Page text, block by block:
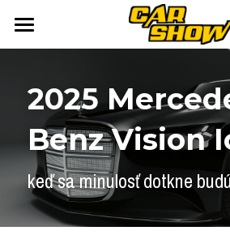
DOMOV
AUTONEWS
AUKCIE
ARCHÍV
NEWSLETTER
ŠPORT
ČLÁNKY
KALENDÁR
2025
Benz Vision
keď sa minulosť dotkne